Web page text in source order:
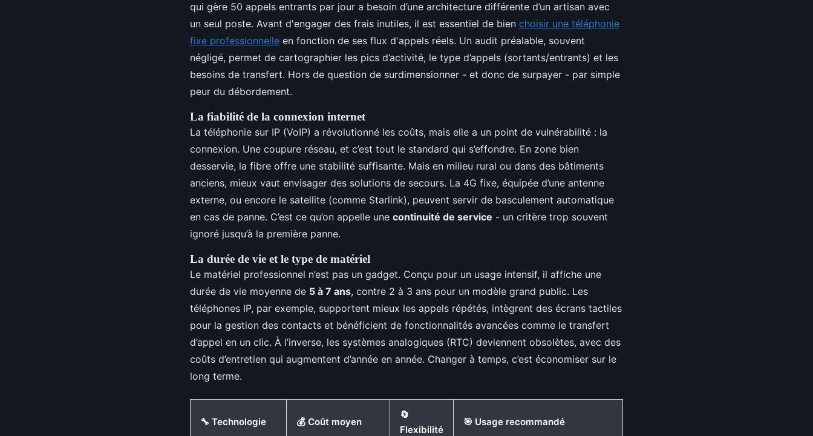
qui gère 50 appels entrants par jour a besoin d’une architecture différente d’un artisan avec
un seul poste. Avant d'engager des frais inutiles, il est essentiel de bien choisir une téléphonie
fixe professionnelle en fonction de ses flux d'appels réels. Un audit préalable, souvent
négligé, permet de cartographier les pics d’activité, le type d’appels (sortants/entrants) et les
besoins de transfert. Hors de question de surdimensionner - et donc de surpayer - par simple
peur du débordement.
La fiabilité de la connexion internet
La téléphonie sur IP (VoIP) a révolutionné les coûts, mais elle a un point de vulnérabilité : la
connexion. Une coupure réseau, et c’est tout le standard qui s’effondre. En zone bien
desservie, la fibre offre une stabilité suffisante. Mais en milieu rural ou dans des bâtiments
anciens, mieux vaut envisager des solutions de secours. La 4G fixe, équipée d’une antenne
externe, ou encore le satellite (comme Starlink), peuvent servir de basculement automatique
en cas de panne. C’est ce qu’on appelle une continuité de service - un critère trop souvent
ignoré jusqu’à la première panne.
La durée de vie et le type de matériel
Le matériel professionnel n’est pas un gadget. Conçu pour un usage intensif, il affiche une
durée de vie moyenne de 5 à 7 ans, contre 2 à 3 ans pour un modèle grand public. Les
téléphones IP, par exemple, supportent mieux les appels répétés, intègrent des écrans tactiles
pour la gestion des contacts et bénéficient de fonctionnalités avancées comme le transfert
d’appel en un clic. À l’inverse, les systèmes analogiques (RTC) deviennent obsolètes, avec des
coûts d’entretien qui augmentent d’année en année. Changer à temps, c’est économiser sur le
long terme.
🔧 Technologie 💰 Coût moyen
🔄
Flexibilité
🎯 Usage recommandé